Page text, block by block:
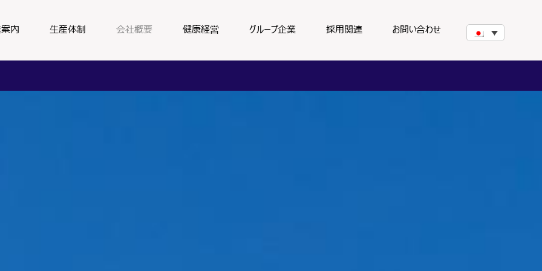
内 生産体制 会社概要 健康経営 グループ企業 採用関連 お問い合わせ